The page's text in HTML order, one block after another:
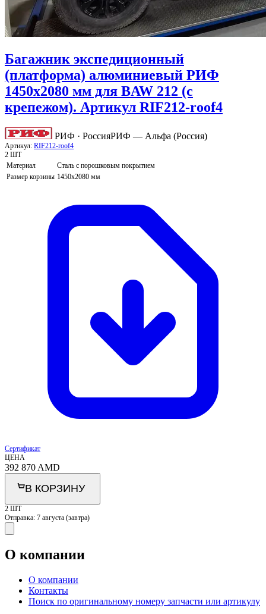
Багажник экспедиционный
(платформа) алюминиевый РИФ
1450x2080 мм для BAW 212 (с
крепежом). Артикул RIF212-roof4
РИФ · РоссияРИФ — Альфа (Россия)
Артикул: RIF212-roof4
2 ШТ
Материал
Сталь с порошковым покрытием
Размер корзины 1450x2080 мм
Сертификат
ЦЕНА
392 870 AMD
В КОРЗИНУ
2 ШТ
Отправка: 7 августа (завтра)
О компании
О компании
Контакты
Поиск по оригинальному номеру запчасти или артикулу